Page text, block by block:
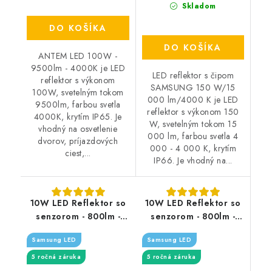
DO KOŠÍKA
ANTEM LED 100W -
9500lm - 4000K je LED
reflektor s výkonom
100W, svetelným tokom
9500lm, farbou svetla
4000K, krytím IP65. Je
vhodný na osvetlenie
dvorov, príjazdových
ciest,...
Skladom
DO KOŠÍKA
LED reflektor s čipom
SAMSUNG 150 W/15
000 lm/4000 K je LED
reflektor s výkonom 150
W, svetelným tokom 15
000 lm, farbou svetla 4
000 - 4 000 K, krytím
IP66. Je vhodný na...
10W LED Reflektor so
senzorom - 800lm -
biely
Samsung LED
5 ročná záruka
10W LED Reflektor so
senzorom - 800lm -
čierny - Typ svetla:
Denná biela 4000K
Samsung LED
5 ročná záruka